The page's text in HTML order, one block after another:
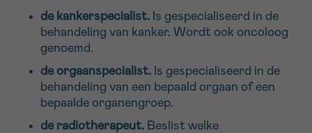
de kankerspecialist. Is gespecialiseerd in de
behandeling van kanker. Wordt ook oncoloog
genoemd.
de orgaanspecialist. Is gespecialiseerd in de
behandeling van een bepaald orgaan of een
bepaalde organengroep.
de radiotherapeut. Beslist welke